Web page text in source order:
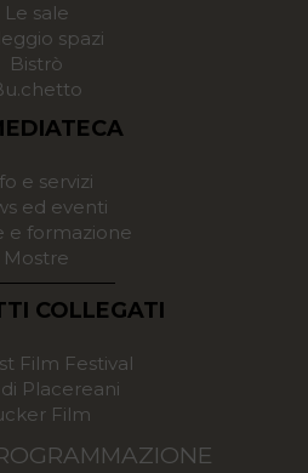
Le sale
spazi
Bistrò
e servizi
ed eventi
e formazione
Mostre
COLLEGATI
Film Festival
Placereani
Film